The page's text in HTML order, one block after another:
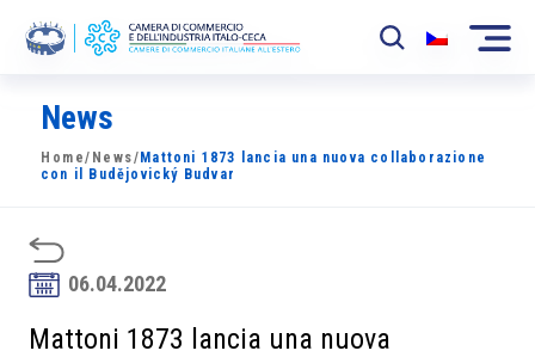
La Camera
News
Sviluppo Mercato
Soci
News
Home/ News/ Mattoni 1873 lancia una nuova collaborazione
con il Budějovický Budvar
06.04.2022
Mattoni 1873 lancia una nuova